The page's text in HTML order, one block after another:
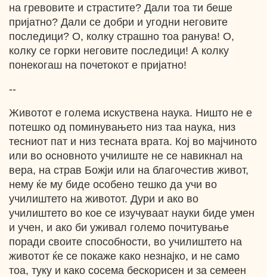
на гревовите и страстите? Дали тоа ти беше
пријатно? Дали се добри и угодни неговите
последици? О, колку страшно тоа ранува! О,
колку се горки неговите последици! А колку
понекогаш на почетокот е пријатно!
--
Животот е голема искуствена наука. Ништо не е
потешко од поминувањето низ таа наука, низ
тесниот пат и низ тесната врата. Кој во мајчиното
или во основното училиште не се навикнал на
вера, на страв Божји или на благочестив живот,
нему ќе му биде особено тешко да учи во
училиштето на животот. Дури и ако во
училиштето во кое се изучуваат науки биде умен
и учен, и ако би уживал големо почитување
поради своите способности, во училиштето на
животот ќе се покаже како незнајко, и не само
тоа, туку и како сосема бескорисен и за семеен